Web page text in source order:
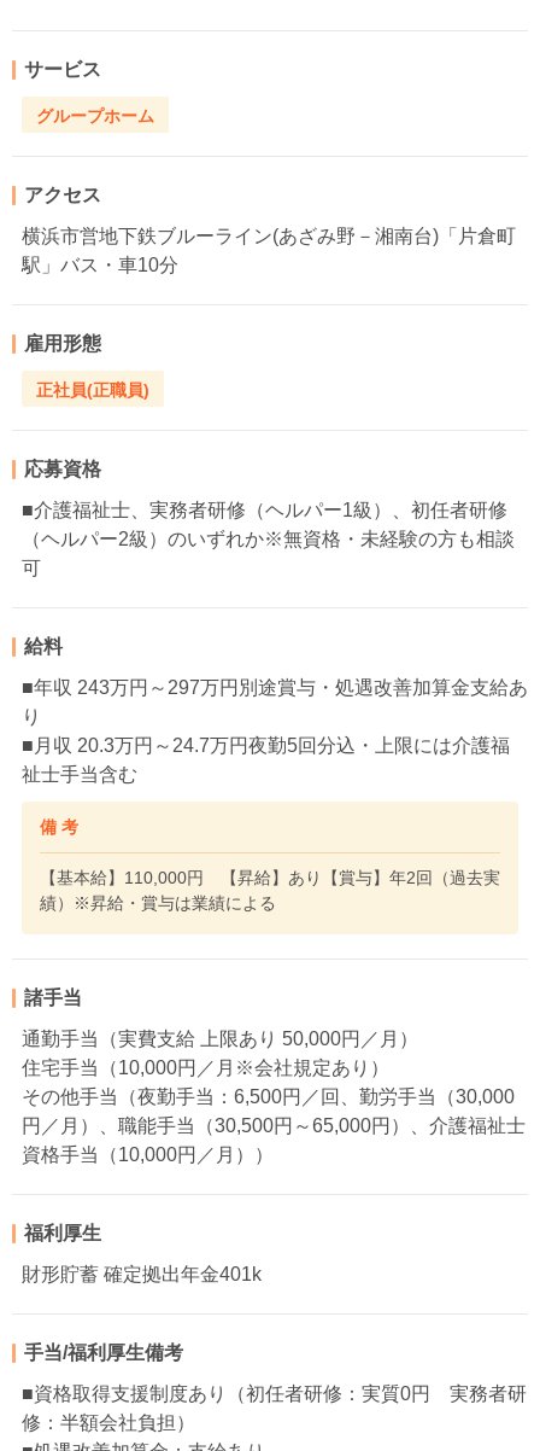
サービス
グループホーム
アクセス
横浜市営地下鉄ブルーライン(あざみ野－湘南台)「片倉町
駅」バス・車10分
雇用形態
正社員(正職員)
応募資格
■介護福祉士、実務者研修（ヘルパー1級）、初任者研修
（ヘルパー2級）のいずれか※無資格・未経験の方も相談
可
給料
■年収 243万円～297万円別途賞与・処遇改善加算金支給あ
り
■月収 20.3万円～24.7万円夜勤5回分込・上限には介護福
祉士手当含む
備 考
【基本給】110,000円 【昇給】あり【賞与】年2回（過去実
績）※昇給・賞与は業績による
諸手当
通勤手当（実費支給 上限あり 50,000円／月）
住宅手当（10,000円／月※会社規定あり）
その他手当（夜勤手当：6,500円／回、勤労手当（30,000
円／月）、職能手当（30,500円～65,000円）、介護福祉士
資格手当（10,000円／月））
福利厚生
財形貯蓄 確定拠出年金401k
手当/福利厚生備考
■資格取得支援制度あり（初任者研修：実質0円 実務者研
修：半額会社負担）